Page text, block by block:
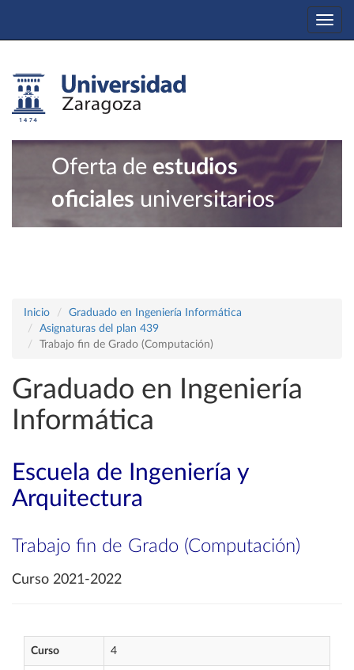
Oferta de estudios
oficiales universitarios
Inicio
Graduado en Ingeniería Informática
Asignaturas del plan 439
Trabajo fin de Grado (Computación)
Graduado en Ingeniería
Informática
Escuela de Ingeniería y
Arquitectura
Trabajo fin de Grado (Computación)
Curso 2021-2022
Curso 4